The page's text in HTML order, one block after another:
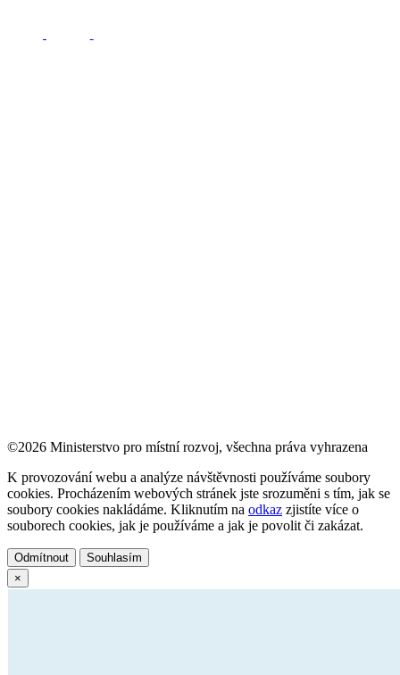
©2026 Ministerstvo pro místní rozvoj, všechna práva vyhrazena
K provozování webu a analýze návštěvnosti používáme soubory
cookies. Procházením webových stránek jste srozuměni s tím, jak se
soubory cookies nakládáme. Kliknutím na odkaz zjistíte více o
souborech cookies, jak je používáme a jak je povolit či zakázat.
Odmítnout
Souhlasím
×